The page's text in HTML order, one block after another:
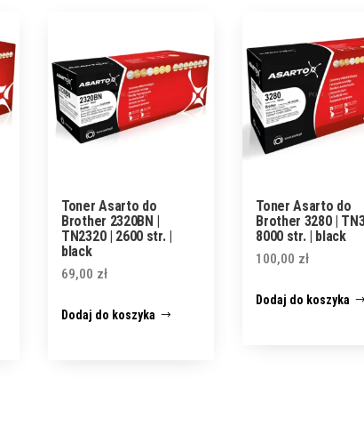
Toner Asarto do
Brother 2320BN |
TN2320 | 2600 str. |
black
69,00 zł
Dodaj do koszyka
Toner Asarto do
Brother 3280 |
8000 str. | black
100,00 zł
Dodaj do koszyka